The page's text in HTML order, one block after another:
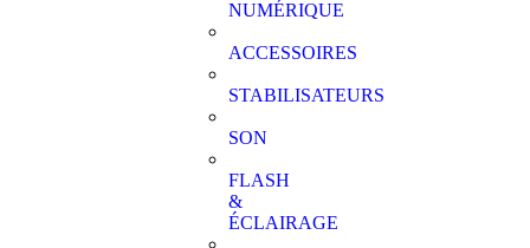
NUMÉRIQUE
ACCESSOIRES
STABILISATEURS
SON
FLASH
&
ÉCLAIRAGE